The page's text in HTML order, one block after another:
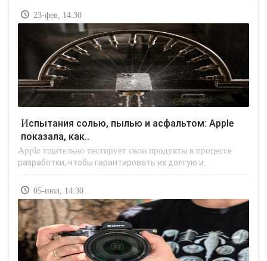
23-фев, 14:30
Испытания солью, пылью и асфальтом: Apple
показала, как..
Apple тщательно тестирует свои продукты в процессе
разработки, чтобы гарантировать их долгую и..
05-июл, 14:30